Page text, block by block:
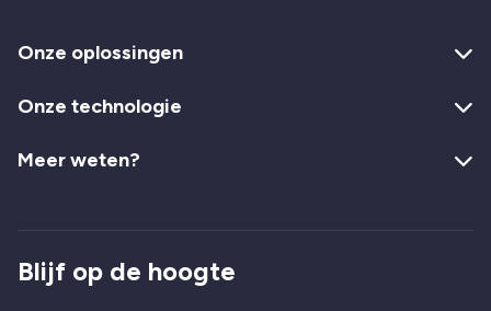
Onze oplossingen
Onze technologie
Meer weten?
Blijf op de hoogte